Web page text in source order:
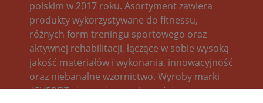
polskim w 2017 roku. Asortyment zawiera
produkty wykorzystywane do fitnessu,
różnych form treningu sportowego oraz
aktywnej rehabilitacji, łączące w sobie wysoką
jakość materiałów i wykonania, innowacyjność
oraz niebanalne wzornictwo. Wyroby marki
4EVERFIT cieszą się popularnością w